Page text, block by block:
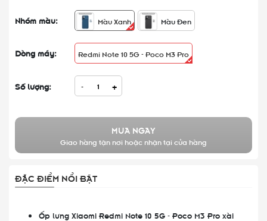
Nhóm màu: Màu Xanh Màu Đen
Dòng máy: Redmi Note 10 5G - Poco M3 Pro
Số lượng: - +
MUA NGAY
Giao hàng tận nơi hoặc nhận tại cửa hàng
ĐẶC ĐIỂM NỔI BẬT
Ốp lưng Xiaomi Redmi Note 10 5G - Poco M3 Pro xài